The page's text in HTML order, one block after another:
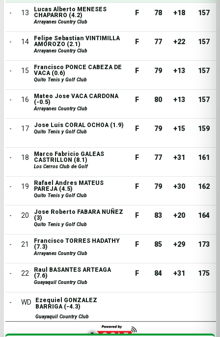
- 13
Lucas Alberto MENESES
CHAPARRO (4.2)
Arrayanes Country Club
F 78 +18 157
- 14
Felipe Sebastian VINTIMILLA
AMOROZO (2.1)
Arrayanes Country Club
F 77 +22 157
- 15
Francisco PONCE CABEZA DE
VACA (0.6)
Quito Tenis y Golf Club
F 79 +13 157
- 16
Mateo Jose VACA CARDONA
(-0.5)
Arrayanes Country Club
F 80 +13 157
- 17 Jose Luis CORAL OCHOA (1.9)
Quito Tenis y Golf Club F 79 +15 159
- 18
Marco Fabricio GALEAS
CASTRILLON (8.1)
Los Cerros Club de Golf
F 77 +31 161
- 19
Rafael Andres MATEUS
PAREJA (4.5)
Quito Tenis y Golf Club
F 79 +30 162
- 20
Jose Roberto FABARA NUÑEZ
(3)
Quito Tenis y Golf Club
F 83 +20 164
- 21
Francisco TORRES HADATHY
(7.3)
Arrayanes Country Club
F 85 +29 173
- 22
Raul BASANTES ARTEAGA
(7.6)
Guayaquil Country Club
F 84 +31 175
- WD
Ezequiel GONZALEZ
BARRIGA (-4.3)
Guayaquil Country Club